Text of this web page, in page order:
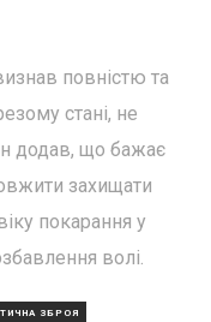
повністю та
стані, не
додав, що бажає
захищати
покарання у
волі.
ЗБРОЯ